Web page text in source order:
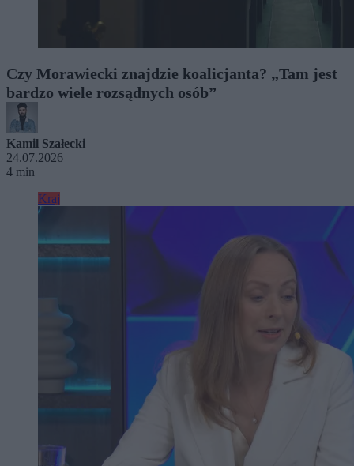
Czy Morawiecki znajdzie koalicjanta? „Tam jest
bardzo wiele rozsądnych osób”
Kamil Szałecki
24.07.2026
4 min
Kraj